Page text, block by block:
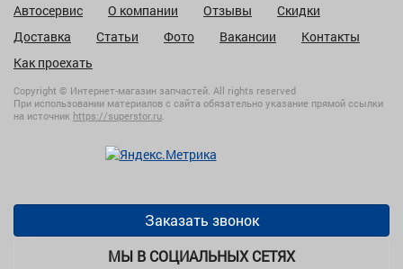
Автосервис
О компании Отзывы
Скидки
Доставка
Статьи Фото Вакансии
Контакты
Как проехать
Copyright © Интернет-магазин запчастей. All rights reserved
При использовании материалов с сайта обязательно указание прямой ссылки
на источник https://superstor.ru
Заказать звонок
МЫ В СОЦИАЛЬНЫХ СЕТЯХ